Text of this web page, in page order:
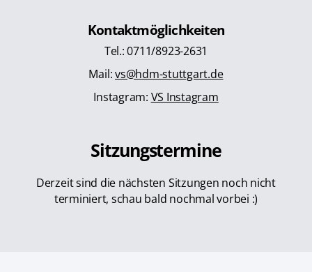
Kontaktmöglichkeiten
Tel.: 0711/8923-2631
Mail:vs@hdm-stuttgart.de
Instagram: VS Instagram
Sitzungstermine
Derzeit sind die nächsten Sitzungen noch nicht
terminiert, schau bald nochmal vorbei :)